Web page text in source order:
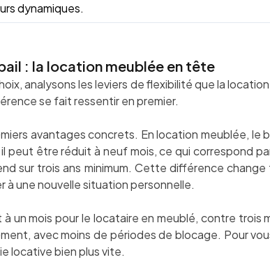
dynamiques.
: la location meublée en tête
analysons les leviers de flexibilité que la
se fait ressentir en premier.
avantages concrets. En location meublée, le
peut être réduit à neuf mois, ce qui correspond
sur trois ans minimum. Cette différence
à une nouvelle situation personnelle.
un mois pour le locataire en meublé, contre trois
avec moins de périodes de blocage. Pour
locative bien plus vite.